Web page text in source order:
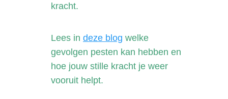
kracht.
Lees in deze blog welke
gevolgen pesten kan hebben en
hoe jouw stille kracht je weer
vooruit helpt.